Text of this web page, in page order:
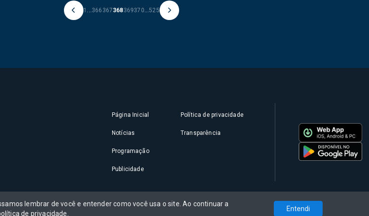
1 366 367368369370 525
Página Inicial
Notícias
Programação
Publicidade
Política de privacidade
Transparência
lembrar de você e entender como você usa o site. Ao continuar a
de privacidade
Entendi